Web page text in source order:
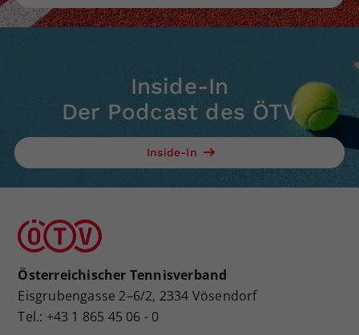
Inside-In
Der Podcast des ÖTV
Inside-In
Österreichischer Tennisverband
Eisgrubengasse 2–6/2, 2334 Vösendorf
Tel.: +43 1 865 45 06 - 0